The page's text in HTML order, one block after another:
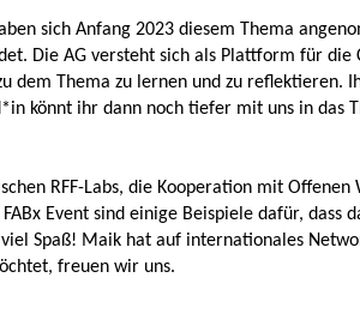
sich Anfang 2023 diesem Thema
Die AG versteht sich als Plattform für die
dem Thema zu lernen und zu reflektieren.
könnt ihr dann noch tiefer mit uns in das
RFF-Labs, die Kooperation mit Offenen
Event sind einige Beispiele dafür, dass
Spaß! Maik hat auf internationales
freuen wir uns.